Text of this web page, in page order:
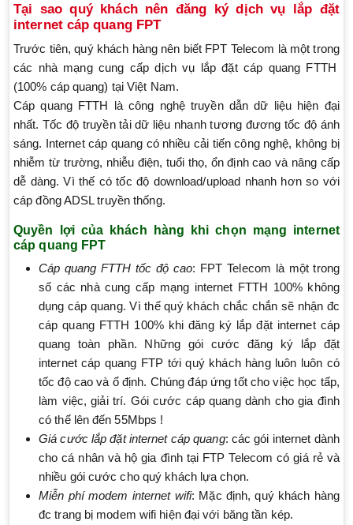
Tại sao quý khách nên đăng ký dịch vụ lắp đặt
internet cáp quang FPT
Trước tiên, quý khách hàng nên biết FPT Telecom là một trong
các nhà mạng cung cấp dịch vụ lắp đặt cáp quang FTTH
(100% cáp quang) tại Việt Nam.
Cáp quang FTTH là công nghệ truyền dẫn dữ liệu hiện đại
nhất. Tốc độ truyền tải dữ liệu nhanh tương đương tốc độ ánh
sáng. Internet cáp quang có nhiều cải tiến công nghệ, không bị
nhiễm từ trường, nhiễu điện, tuổi thọ, ổn định cao và nâng cấp
dễ dàng. Vì thế có tốc độ download/upload nhanh hơn so với
cáp đồng ADSL truyền thống.
Quyền lợi của khách hàng khi chọn mạng internet
cáp quang FPT
Cáp quang FTTH tốc độ cao: FPT Telecom là một trong
số các nhà cung cấp mạng internet FTTH 100% không
dụng cáp quang. Vì thế quý khách chắc chắn sẽ nhận đc
cáp quang FTTH 100% khi đăng ký lắp đặt internet cáp
quang toàn phần. Những gói cước đăng ký lắp đặt
internet cáp quang FTP tới quý khách hàng luôn luôn có
tốc độ cao và ổ định. Chúng đáp ứng tốt cho việc học tấp,
làm việc, giải trí. Gói cước cáp quang dành cho gia đình
có thể lên đến 55Mbps !
Giá cước lắp đặt internet cáp quang: các gói internet dành
cho cá nhân và hộ gia đình tại FTP Telecom có giá rẻ và
nhiều gói cước cho quý khách lựa chọn.
Miễn phí modem internet wifi: Mặc định, quý khách hàng
đc trang bị modem wifi hiện đại với băng tần kép.